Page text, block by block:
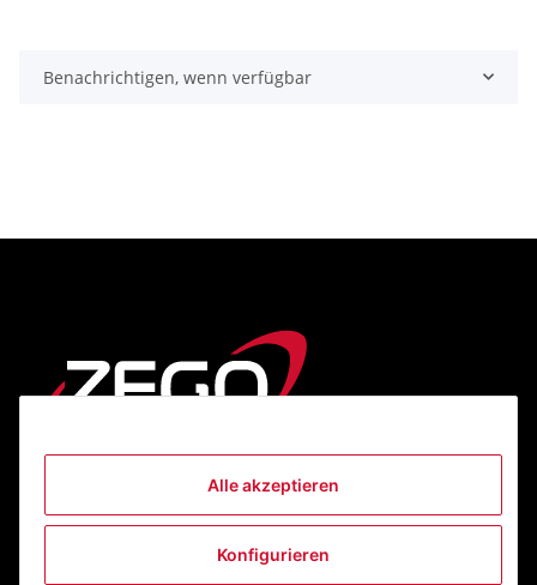
Alle akzeptieren
Konfigurieren
Benachrichtigen, wenn verfügbar
Informationen